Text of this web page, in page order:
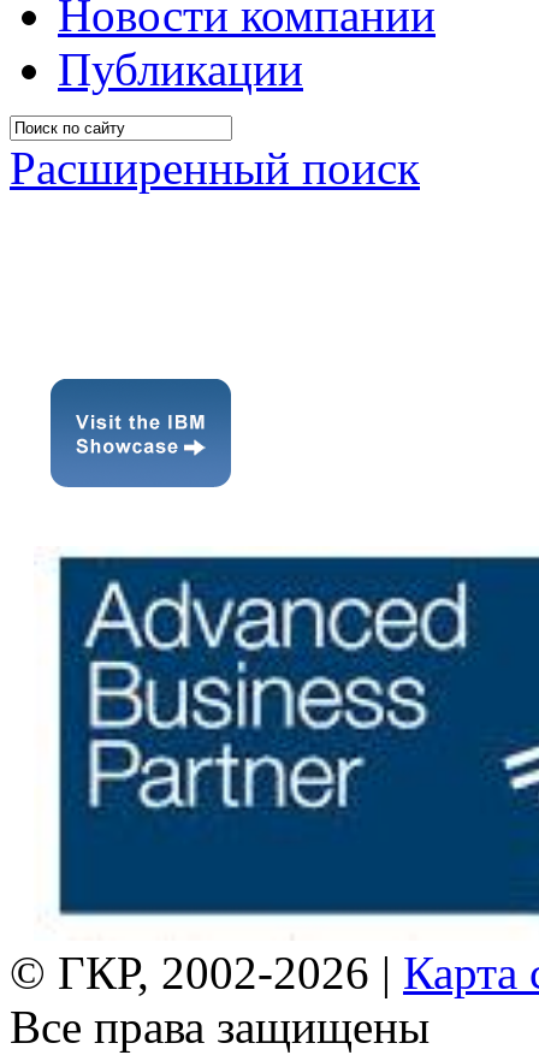
Новости компании
Публикации
Расширенный поиск
© ГКР, 2002-2026 | Карта
Все права защищены